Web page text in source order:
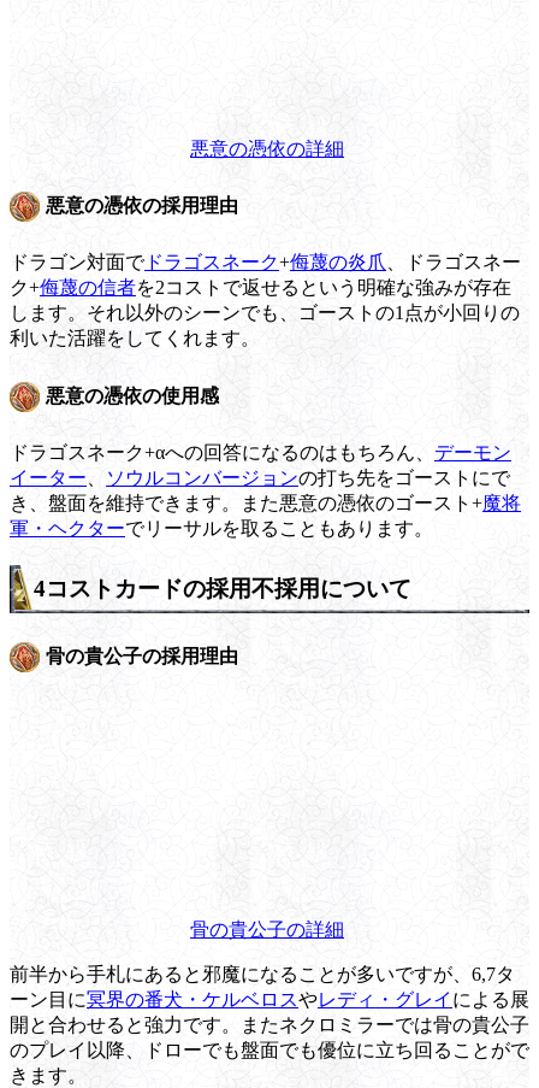
悪意の憑依の詳細
悪意の憑依の採用理由
ドラゴン対面でドラゴスネーク+侮蔑の炎爪、ドラゴスネー
ク+侮蔑の信者を2コストで返せるという明確な強みが存在
します。それ以外のシーンでも、ゴーストの1点が小回りの
利いた活躍をしてくれます。
悪意の憑依の使用感
ドラゴスネーク+αへの回答になるのはもちろん、 デーモン
イーター
ソウルコンバージョンの打ち先をゴーストにで
き、盤面を維持できます。また悪意の憑依のゴースト+魔将
軍・ヘクターでリーサルを取ることもあります。
4コストカードの採用不採用について
骨の貴公子の採用理由
骨の貴公子の詳細
前半から手札にあると邪魔になることが多いですが、6,7タ
ーン目に冥界の番犬・ケルベロスやレディ・グレイ による展
開と合わせると強力です。またネクロミラーでは骨の貴公子
のプレイ以降、ドローでも盤面でも優位に立ち回ることがで
きます。